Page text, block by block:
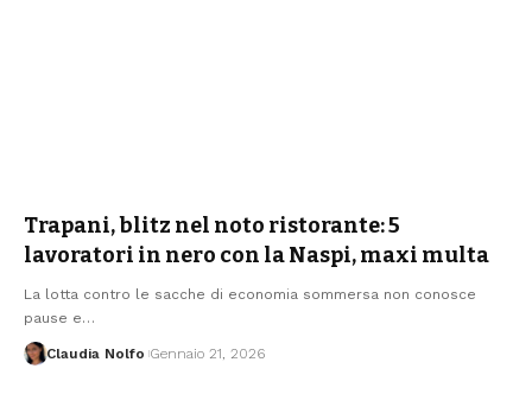
Trapani, blitz nel noto ristorante: 5
lavoratori in nero con la Naspi, maxi multa
La lotta contro le sacche di economia sommersa non conosce
pause e…
Claudia Nolfo Gennaio 21, 2026